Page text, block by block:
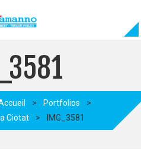
> Portfolios
>
Ciotat
> IMG_3581